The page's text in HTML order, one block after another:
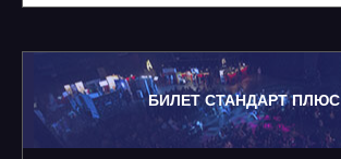
БИЛЕТ СТАНДАРТ ПЛЮС